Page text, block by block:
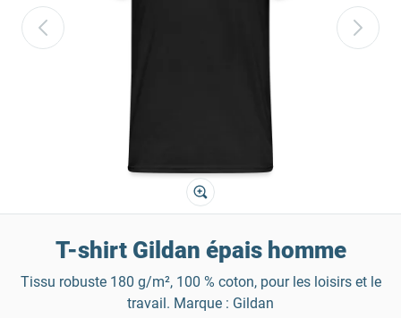
T-shirt Gildan épais homme
Tissu robuste 180 g/m², 100 % coton, pour les loisirs et le
travail. Marque : Gildan